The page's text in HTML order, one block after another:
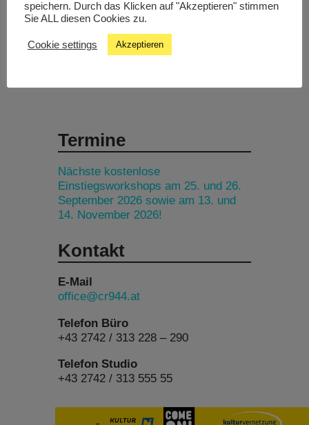
Studiochat
Termine
Nächste kostenlose
Einstiegsworkshops am 25. und 26.
September 2026 sowie am 13. und
14. November 2026!
Kontakt
E-Mail
office@cr944.at
Telefon Büro
+43 2742 / 313 228 – 290
Telefon Studio
+43 2742 / 313 555 55
speichern. Durch das Klicken auf "Akzeptieren" stimmen
Sie ALL diesen Cookies zu.
Cookie settings Akzeptieren